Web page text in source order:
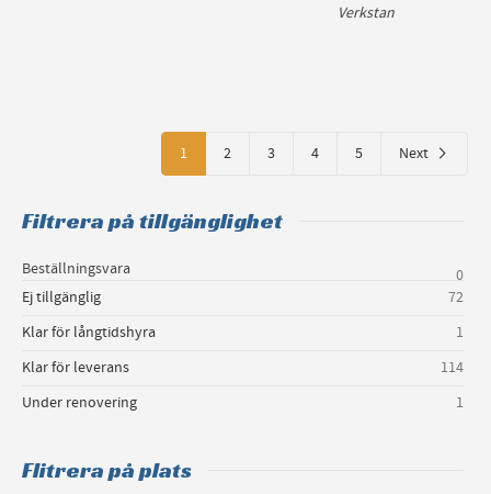
Verkstan
1 2 3 4 5 Next
Filtrera på tillgänglighet
Beställningsvara
0
Ej tillgänglig
72
Klar för långtidshyra
1
Klar för leverans
114
Under renovering
1
Flitrera på plats